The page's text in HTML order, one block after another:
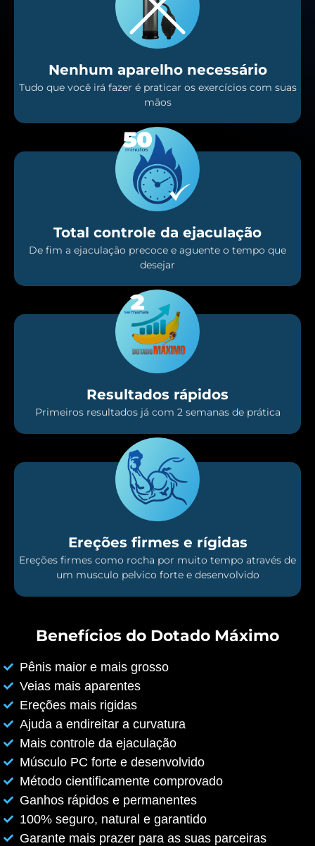
Nenhum aparelho necessário
Tudo que você irá fazer é praticar os exercícios com suas
mãos
Total controle da ejaculação
De fim a ejaculação precoce e aguente o tempo que
desejar
Resultados rápidos
Primeiros resultados já com 2 semanas de prática
Ereções firmes e rígidas
Ereções firmes como rocha por muito tempo através de
um musculo pelvico forte e desenvolvido
Benefícios do Dotado Máximo
Pênis maior e mais grosso
Veias mais aparentes
Ereções mais rigidas
Ajuda a endireitar a curvatura
Mais controle da ejaculação
Músculo PC forte e desenvolvido
Método cientificamente comprovado
Ganhos rápidos e permanentes
100% seguro, natural e garantido
Garante mais prazer para as suas parceiras